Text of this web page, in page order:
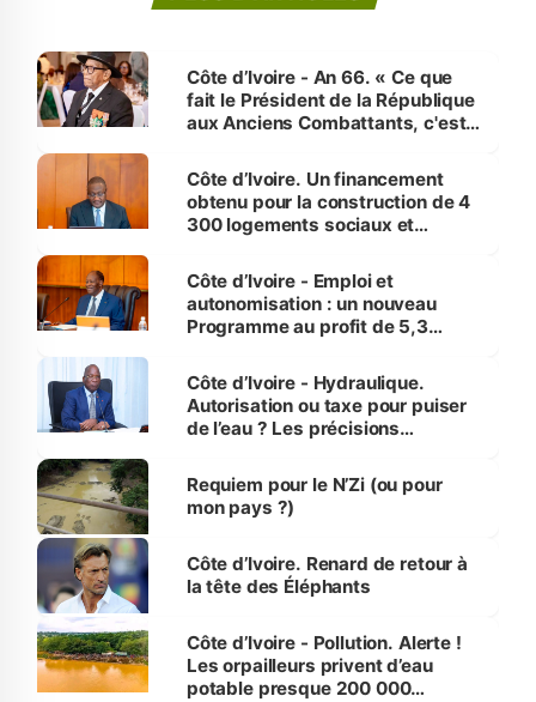
Côte d’Ivoire - An 66. « Ce que
fait le Président de la République
aux Anciens Combattants, c'est
Côte d’Ivoire. Un financement
obtenu pour la construction de 4
300 logements sociaux et
et Yamoussoukro
Côte d’Ivoire - Emploi et
autonomisation : un nouveau
Programme au profit de 5,3
Côte d’Ivoire - Hydraulique.
Autorisation ou taxe pour puiser
de l’eau ? Les précisions
Requiem pour le N’Zi (ou pour
mon pays ?)
Côte d’Ivoire. Renard de retour à
la tête des Éléphants
Côte d’Ivoire - Pollution. Alerte !
Les orpailleurs privent d’eau
potable presque 200 000